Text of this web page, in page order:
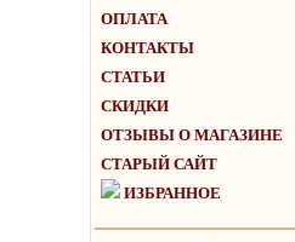
ОПЛАТА
КОНТАКТЫ
СТАТЬИ
СКИДКИ
ОТЗЫВЫ О МАГАЗИНЕ
СТАРЫЙ САЙТ
ИЗБРАННОЕ